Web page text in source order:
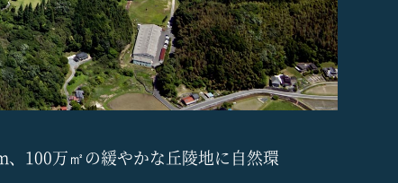
100万㎡の緩やかな丘陵地に自然環